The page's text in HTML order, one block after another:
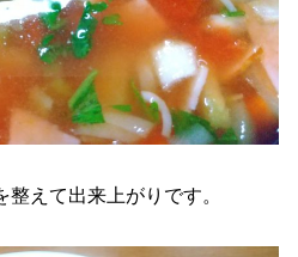
えて出来上がりです。